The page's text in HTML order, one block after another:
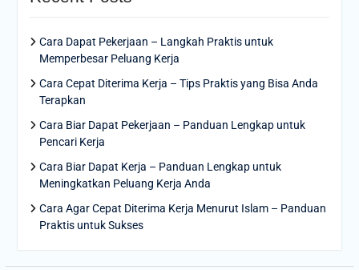
Cara Dapat Pekerjaan – Langkah Praktis untuk
Memperbesar Peluang Kerja
Cara Cepat Diterima Kerja – Tips Praktis yang Bisa Anda
Terapkan
Cara Biar Dapat Pekerjaan – Panduan Lengkap untuk
Pencari Kerja
Cara Biar Dapat Kerja – Panduan Lengkap untuk
Meningkatkan Peluang Kerja Anda
Cara Agar Cepat Diterima Kerja Menurut Islam – Panduan
Praktis untuk Sukses